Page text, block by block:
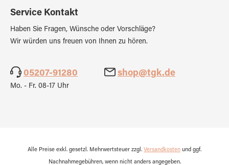
Service Kontakt
Haben Sie Fragen, Wünsche oder Vorschläge?
Wir würden uns freuen von Ihnen zu hören.
05207-91280 shop@tgk.de
Mo. - Fr. 08-17 Uhr
Alle Preise exkl. gesetzl. Mehrwertsteuer zzgl. Versandkosten und ggf.
Nachnahmegebühren, wenn nicht anders angegeben.